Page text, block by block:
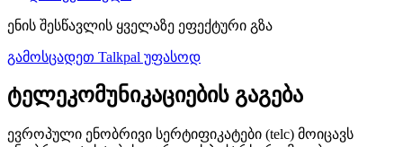
ენის შესწავლის ყველაზე ეფექტური გზა
გამოსცადეთ Talkpal უფასოდ
ტელეკომუნიკაციების გაგება
ევროპული ენობრივი სერტიფიკატები (telc) მოიცავს